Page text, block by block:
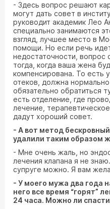
- Здесь вопрос решают
могут дать совет в
руководит академик Лео
специально занимаются
взгляд, лучшее место в
помощи. Но если речь
недостаточности, вопрос
тогда, когда ваша жена
компенсирована. То есть
отеков, должна
обязательно обратиться
есть отделение, где
лечение,
дадут хороший совет.
- А вот метод
удалили таким образом
- Мне очень жаль, но
лечения клапана я не
супруге можно. Я вам
- У моего мужа два года
него все время “горят”
24 часа. Можно ли